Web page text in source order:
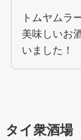
トムヤムラ
美味しいお
いました！
タイ衆酒場